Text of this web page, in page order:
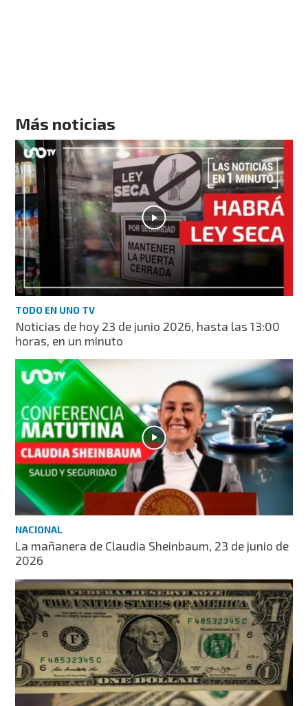
Más noticias
TODO EN UNO TV
Noticias de hoy 23 de junio 2026, hasta las 13:00
horas, en un minuto
NACIONAL
La mañanera de Claudia Sheinbaum, 23 de junio de
2026